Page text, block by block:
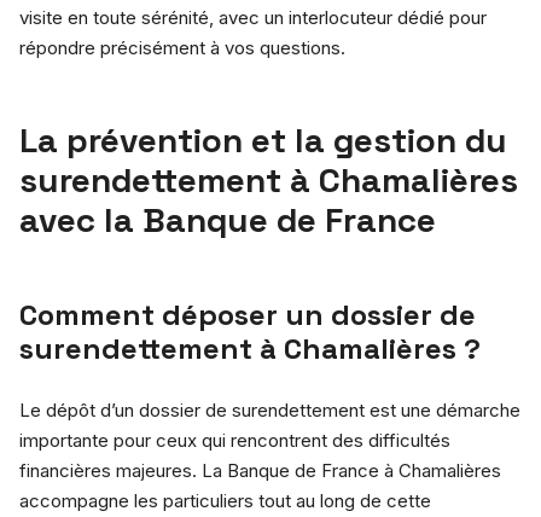
visite en toute sérénité, avec un interlocuteur dédié pour
répondre précisément à vos questions.
La prévention et la gestion du
surendettement à Chamalières
avec la Banque de France
Comment déposer un dossier de
surendettement à Chamalières ?
Le dépôt d’un dossier de surendettement est une démarche
importante pour ceux qui rencontrent des difficultés
financières majeures. La Banque de France à Chamalières
accompagne les particuliers tout au long de cette